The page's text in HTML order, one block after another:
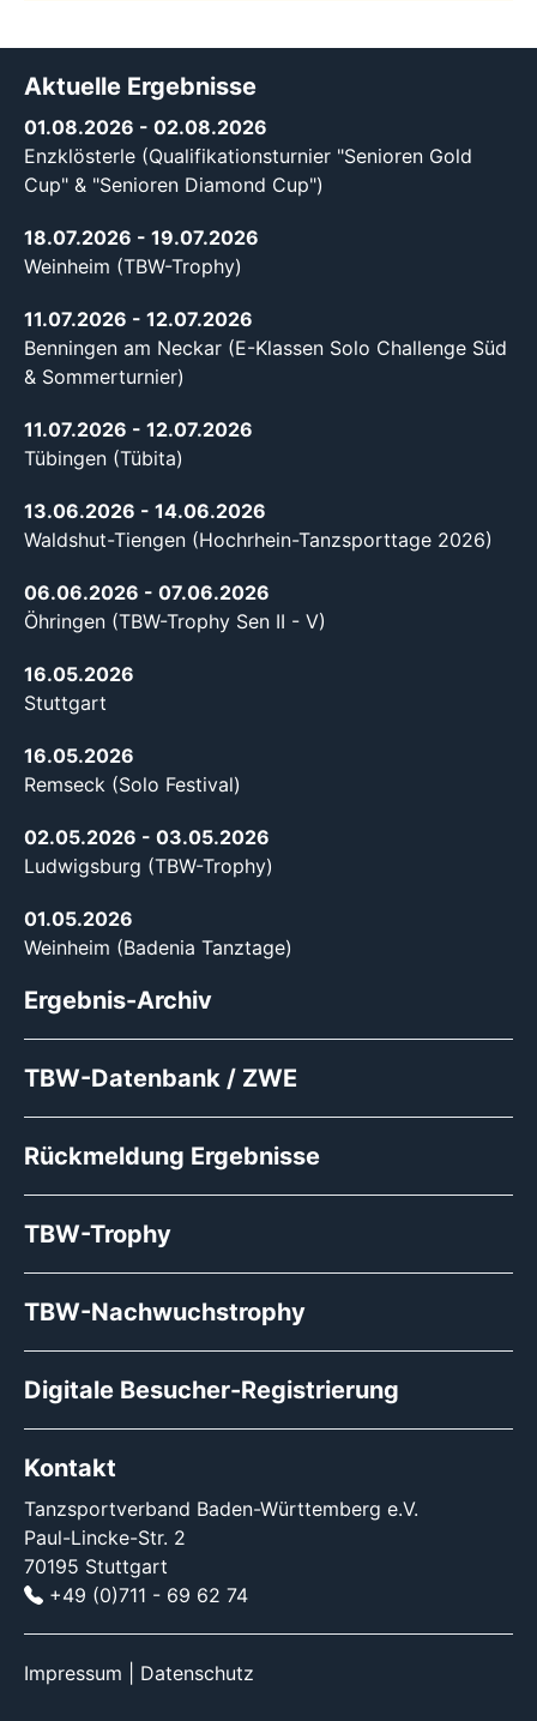
Aktuelle Ergebnisse
01.08.2026 - 02.08.2026
Enzklösterle (Qualifikationsturnier "Senioren Gold
Cup" & "Senioren Diamond Cup")
18.07.2026 - 19.07.2026
Weinheim (TBW-Trophy)
11.07.2026 - 12.07.2026
Benningen am Neckar (E-Klassen Solo Challenge Süd
& Sommerturnier)
11.07.2026 - 12.07.2026
Tübingen (Tübita)
13.06.2026 - 14.06.2026
Waldshut-Tiengen (Hochrhein-Tanzsporttage 2026)
06.06.2026 - 07.06.2026
Öhringen (TBW-Trophy Sen II - V)
16.05.2026
Stuttgart
16.05.2026
Remseck (Solo Festival)
02.05.2026 - 03.05.2026
Ludwigsburg (TBW-Trophy)
01.05.2026
Weinheim (Badenia Tanztage)
Ergebnis-Archiv
TBW-Datenbank / ZWE
Rückmeldung Ergebnisse
TBW-Trophy
TBW-Nachwuchstrophy
Digitale Besucher-Registrierung
Kontakt
Tanzsportverband Baden-Württemberg e.V.
Paul-Lincke-Str. 2
70195 Stuttgart
+49 (0)711 - 69 62 74
Impressum Datenschutz